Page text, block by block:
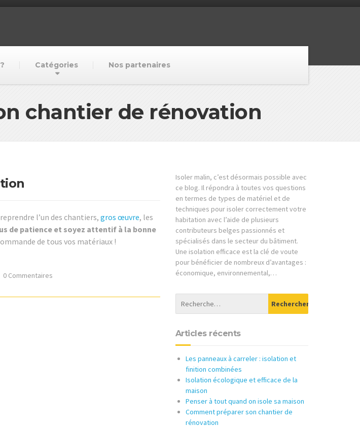
Catégories Nos partenaires
chantier de rénovation
l’un des chantiers,gros œuvre, les
de patience et soyez attentif à la bonne
de tous vos matériaux !
0 Commentaires
Isoler malin, c’est désormais possible avec
ce blog. Il répondra à toutes vos questions
en termes de types de matériel et de
techniques pour isoler correctement votre
habitation avec l’aide de plusieurs
contributeurs belges passionnés et
spécialisés dans le secteur du bâtiment.
Une isolation efficace est la clé de voute
pour bénéficier de nombreux d’avantages :
économique, environnemental,…
Articles récents
Les panneaux à carreler : isolation et
finition combinées
Isolation écologique et efficace de la
maison
Penser à tout quand on isole sa maison
Comment préparer son chantier de
rénovation